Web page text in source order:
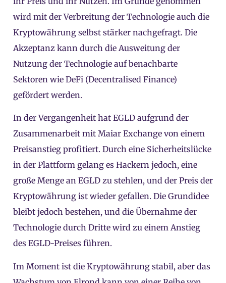
wird mit der Verbreitung der Technologie auch die
Kryptowährung selbst stärker nachgefragt. Die
Akzeptanz kann durch die Ausweitung der
Nutzung der Technologie auf benachbarte
Sektoren wie DeFi (Decentralised Finance)
gefördert werden.
In der Vergangenheit hat EGLD aufgrund der
Zusammenarbeit mit Maiar Exchange von einem
Preisanstieg profitiert. Durch eine Sicherheitslücke
in der Plattform gelang es Hackern jedoch, eine
große Menge an EGLD zu stehlen, und der Preis der
Kryptowährung ist wieder gefallen. Die Grundidee
bleibt jedoch bestehen, und die Übernahme der
Technologie durch Dritte wird zu einem Anstieg
des EGLD-Preises führen.
Im Moment ist die Kryptowährung stabil, aber das